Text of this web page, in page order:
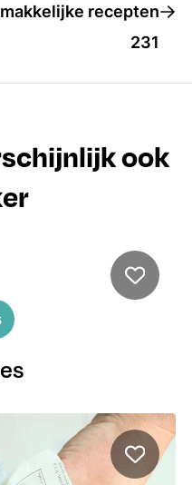
makkelijke recepten
231
ook